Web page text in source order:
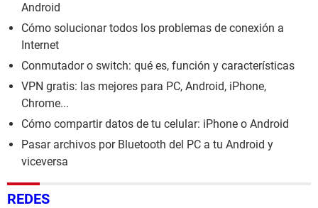
Android
Cómo solucionar todos los problemas de conexión a
Internet
Conmutador o switch: qué es, función y características
VPN gratis: las mejores para PC, Android, iPhone,
Chrome...
Cómo compartir datos de tu celular: iPhone o Android
Pasar archivos por Bluetooth del PC a tu Android y
viceversa
REDES